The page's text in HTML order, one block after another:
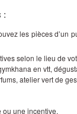
:
les pièces d’un
selon le lieu de
en vtt,
atelier vert de
une incentive,